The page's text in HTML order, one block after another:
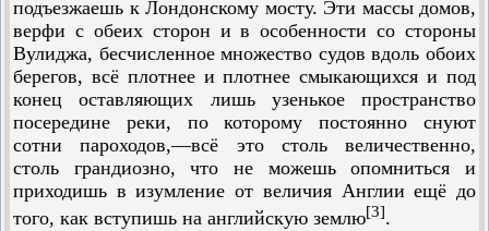
подъезжаешь к Лондонскому мосту. Эти массы домов,
верфи с обеих сторон и в особенности со стороны
Вулиджа, бесчисленное множество судов вдоль обоих
берегов, всё плотнее и плотнее смыкающихся и под
конец оставляющих лишь узенькое пространство
посередине реки, по которому постоянно снуют
сотни пароходов,—всё это столь величественно,
столь грандиозно, что не можешь опомниться и
приходишь в изумление от величия Англии ещё до
того, как вступишь на английскую землю[3].